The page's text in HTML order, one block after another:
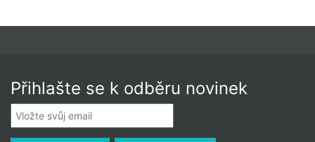
Přihlašte se k odběru novinek